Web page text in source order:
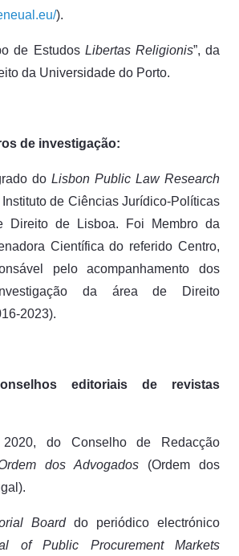
).
de Estudos Libertas Religionis”, da
da Universidade do Porto.
de investigação:
do Lisbon Public Law Research
de Ciências Jurídico-Políticas
Direito de Lisboa. Foi Membro da
Científica do referido Centro,
pelo acompanhamento dos
da área de Direito
2023).
editoriais de revistas
2020, do Conselho de Redacção
dos Advogados (Ordem dos
Board do periódico electrónico
of Public Procurement Markets